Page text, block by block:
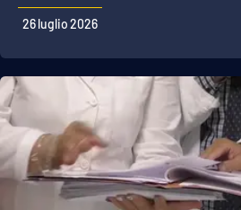
26 luglio 2026